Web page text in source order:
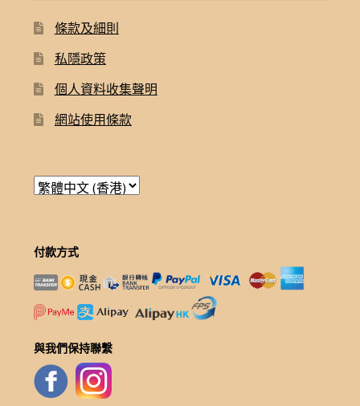
條款及細則
私隱政策
個人資料收集聲明
網站使用條款
付款方式
與我們保持聯繫